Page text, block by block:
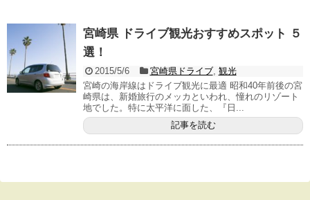
宮崎県 ドライブ観光おすすめスポット ５
選！
2015/5/6 宮崎県ドライブ, 観光
宮崎の海岸線はドライブ観光に最適 昭和40年前後の宮
崎県は、新婚旅行のメッカといわれ、憧れのリゾート
地でした。特に太平洋に面した、『日...
記事を読む